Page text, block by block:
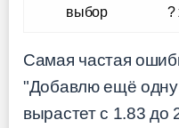
выбор
?
Самая частая
"Добавлю ещё
вырастет с 1.83